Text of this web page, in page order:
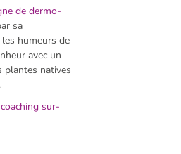
de dermo-
sa
humeurs de
avec un
plantes natives
coaching sur-